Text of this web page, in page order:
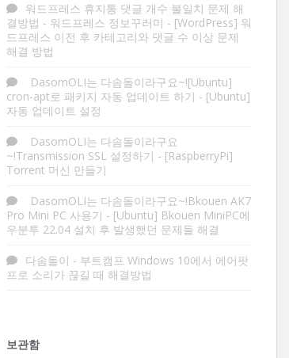
워드프레스 휴지통 댓글 개수 불일치 문제 해
결방법 - 워드프레스 정보꾸러미 - [WordPress] 워
드프레스 이전 후 카테고리와 댓글 수 이상 문제
해결 방법
DasomOLI는 다솜돌이라구요~![Ubuntu]
cron-apt로 패키지 자동 업데이트 하기 - [Ubuntu]
자동 업데이트 설정
DasomOLI는 다솜돌이라구요
~!Transmission SSL 설정하기 - [RaspberryPi]
Torrent 머신 만들기
DasomOLI는 다솜돌이라구요~!Bkouen AK7
Pro Mini PC 사용기 - [Ubuntu] Bkouen MiniPC에
우분투 22.04 설치 후 발생했던 문제들 해결
다솜돌이 - 부트캠프 Windows 10에서 에어팟
프로 소리가 끊길 때 해결방법
보관함